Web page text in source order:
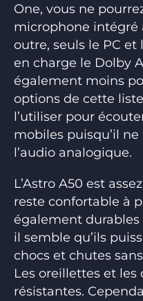
One, vous ne
microphone intégré
outre, seuls le PC
en charge le Dolby
également moins
options de cette
l’utiliser pour
mobiles puisqu’il
l’audio analogique.
L’Astro A50 est
reste confortable à
également durables
il semble qu’ils
chocs et chutes
Les oreillettes et
résistantes.